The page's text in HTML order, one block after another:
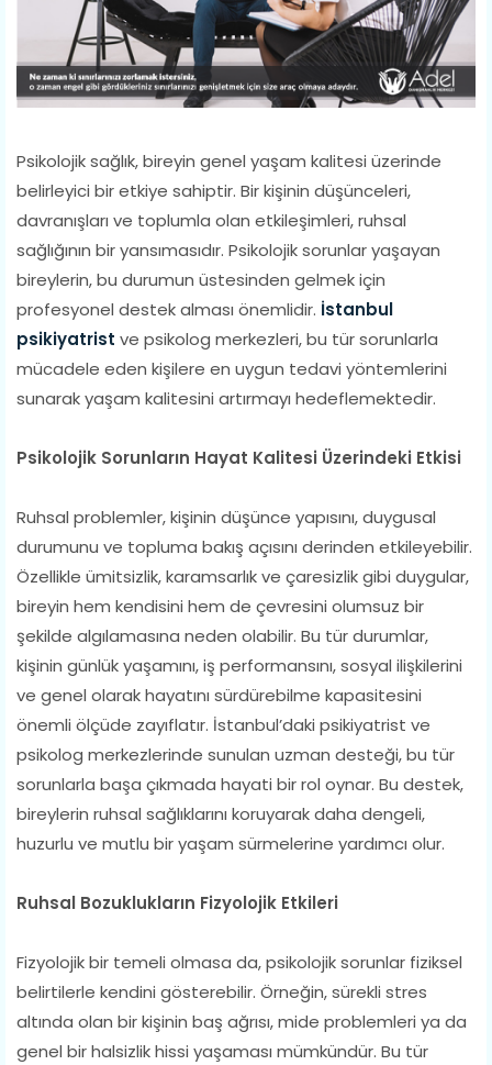
Psikolojik sağlık, bireyin genel yaşam kalitesi üzerinde
belirleyici bir etkiye sahiptir. Bir kişinin düşünceleri,
davranışları ve toplumla olan etkileşimleri, ruhsal
sağlığının bir yansımasıdır. Psikolojik sorunlar yaşayan
bireylerin, bu durumun üstesinden gelmek için
profesyonel destek alması önemlidir. İstanbul
psikiyatrist ve psikolog merkezleri, bu tür sorunlarla
mücadele eden kişilere en uygun tedavi yöntemlerini
sunarak yaşam kalitesini artırmayı hedeflemektedir.
Psikolojik Sorunların Hayat Kalitesi Üzerindeki Etkisi
Ruhsal problemler, kişinin düşünce yapısını, duygusal
durumunu ve topluma bakış açısını derinden etkileyebilir.
Özellikle ümitsizlik, karamsarlık ve çaresizlik gibi duygular,
bireyin hem kendisini hem de çevresini olumsuz bir
şekilde algılamasına neden olabilir. Bu tür durumlar,
kişinin günlük yaşamını, iş performansını, sosyal ilişkilerini
ve genel olarak hayatını sürdürebilme kapasitesini
önemli ölçüde zayıflatır. İstanbul’daki psikiyatrist ve
psikolog merkezlerinde sunulan uzman desteği, bu tür
sorunlarla başa çıkmada hayati bir rol oynar. Bu destek,
bireylerin ruhsal sağlıklarını koruyarak daha dengeli,
huzurlu ve mutlu bir yaşam sürmelerine yardımcı olur.
Ruhsal Bozuklukların Fizyolojik Etkileri
Fizyolojik bir temeli olmasa da, psikolojik sorunlar fiziksel
belirtilerle kendini gösterebilir. Örneğin, sürekli stres
altında olan bir kişinin baş ağrısı, mide problemleri ya da
genel bir halsizlik hissi yaşaması mümkündür. Bu tür